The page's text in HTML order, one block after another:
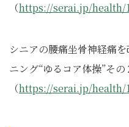
（https://serai.jp/health/
シニアの腰痛坐骨神経痛
ニング“ゆるコア体操”その
（https://serai.jp/health/